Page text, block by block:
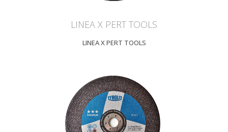
LINEA X PERT TOOLS
LINEA X PERT TOOLS